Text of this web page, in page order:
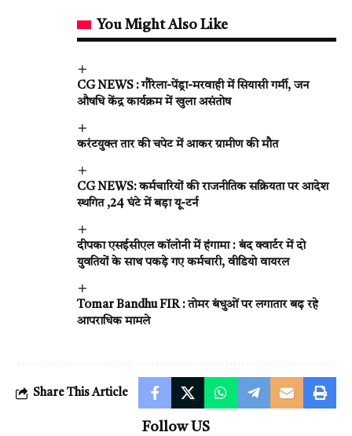
You Might Also Like
CG NEWS : गौरेला-पेंड्रा-मरवाही में सियासी गर्मी, जन
औषधि केंद्र कार्यक्रम में खुला असंतोष
करंटयुक्त तार की चपेट में आकर ग्रामीण की मौत
CG NEWS: कर्मचारियों की राजनीतिक सक्रियता पर आदेश
स्थगित ,24 घंटे में बड़ा यू-टर्न
दीपका एसईसीएल कॉलोनी में हंगामा : बंद क्वार्टर में दो
युवतियों के साथ पकड़े गए कर्मचारी, वीडियो वायरल
Tomar Bandhu FIR : तोमर बंधुओं पर लगातार बढ़ रहे
आपराधिक मामले
Share This Article
Follow US